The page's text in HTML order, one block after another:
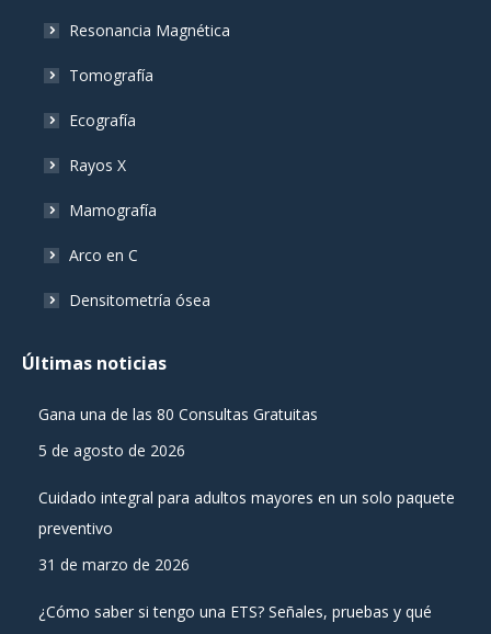
Resonancia Magnética
Tomografía
Ecografía
Rayos X
Mamografía
Arco en C
Densitometría ósea
Últimas noticias
Gana una de las 80 Consultas Gratuitas
5 de agosto de 2026
Cuidado integral para adultos mayores en un solo paquete
preventivo
31 de marzo de 2026
¿Cómo saber si tengo una ETS? Señales, pruebas y qué